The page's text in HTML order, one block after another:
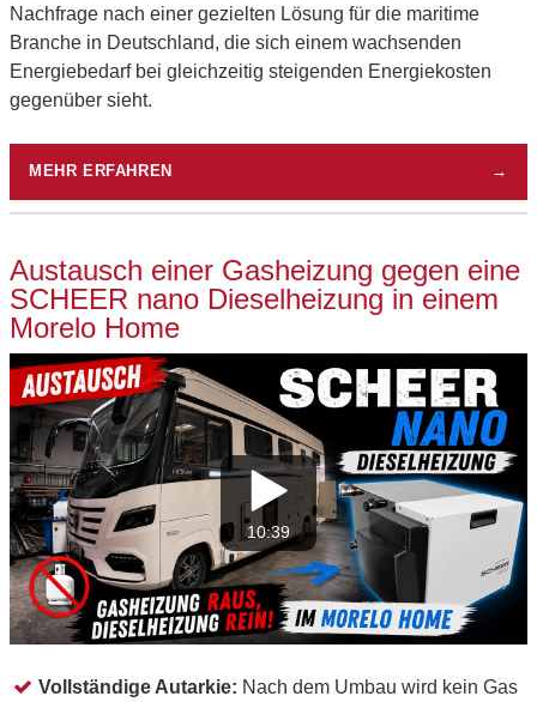
Nachfrage nach einer gezielten Lösung für die maritime
Branche in Deutschland, die sich einem wachsenden
Energiebedarf bei gleichzeitig steigenden Energiekosten
gegenüber sieht.
MEHR ERFAHREN →
Austausch einer Gasheizung gegen eine
SCHEER nano Dieselheizung in einem
Morelo Home
10:39
Vollständige Autarkie: Nach dem Umbau wird kein Gas